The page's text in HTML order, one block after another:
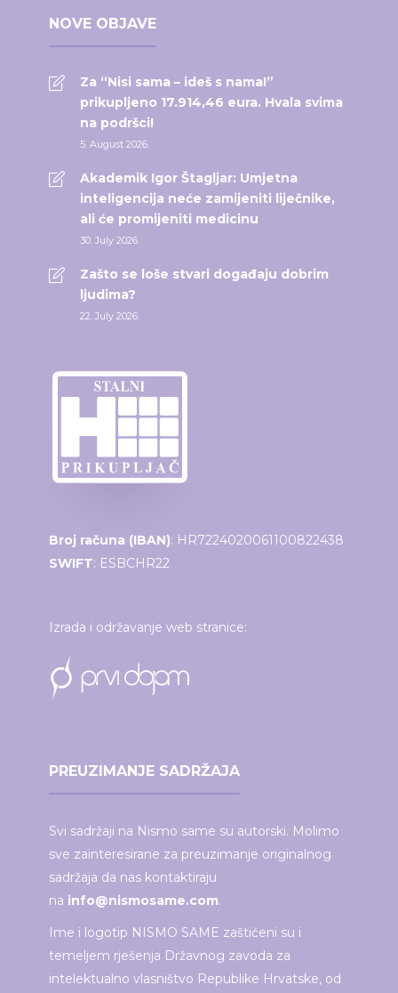
NOVE OBJAVE
Za “Nisi sama – ideš s nama!”
prikupljeno 17.914,46 eura. Hvala svima
na podršci!
5. August 2026.
Akademik Igor Štagljar: Umjetna
inteligencija neće zamijeniti liječnike,
ali će promijeniti medicinu
30. July 2026.
Zašto se loše stvari događaju dobrim
ljudima?
22. July 2026.
Broj računa (IBAN): HR7224020061100822438
SWIFT: ESBCHR22
Izrada i održavanje web stranice:
PREUZIMANJE SADRŽAJA
Svi sadržaji na Nismo same su autorski. Molimo
sve zainteresirane za preuzimanje originalnog
sadržaja da nas kontaktiraju
na info@nismosame.com.
Ime i logotip NISMO SAME zaštićeni su i
temeljem rješenja Državnog zavoda za
intelektualno vlasništvo Republike Hrvatske, od